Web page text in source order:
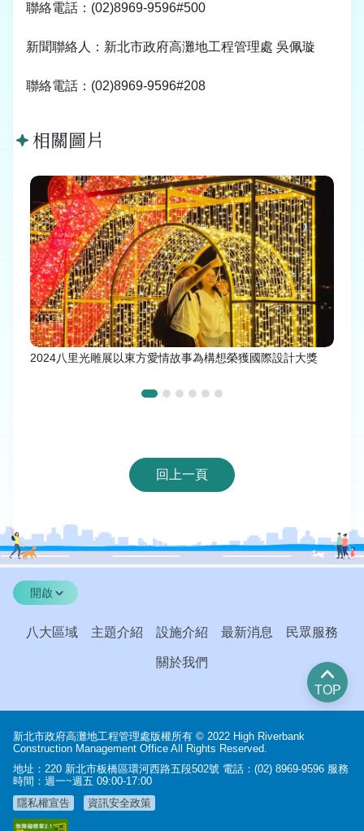
聯絡電話： (02)8969-9596#500
新聞聯絡人：新北市政府高灘地工程管理處 吳佩璇
聯絡電話： (02)8969-9596#208
相關圖片
2024八里光雕展以東方愛情故事為構想榮獲國際設計大獎
回上一頁
開啟
八大區域 主題介紹 設施介紹 最新消息 民眾服務
關於我們
TOP
新北市政府高灘地工程管理處版權所有 © 2022 High Riverbank
Construction Management Office All Rights Reserved.
地址：220 新北市板橋區環河西路五段502號 電話：(02) 8969-9596 服務
時間：週一~週五 09:00-17:00
隱私權宣告
資訊安全政策